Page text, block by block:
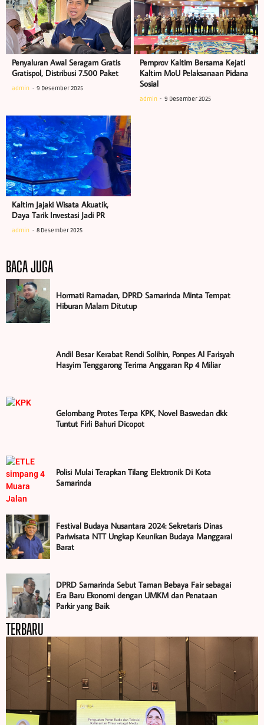
Penyaluran Awal Seragam Gratis
Gratispol, Distribusi 7.500 Paket
admin 9 Desember 2025
Pemprov Kaltim Bersama Kejati
Kaltim MoU Pelaksanaan Pidana
Sosial
admin 9 Desember 2025
Kaltim Jajaki Wisata Akuatik,
Daya Tarik Investasi Jadi PR
admin 8 Desember 2025
BACA JUGA
Hormati Ramadan, DPRD Samarinda Minta Tempat
Hiburan Malam Ditutup
Andil Besar Kerabat Rendi Solihin, Ponpes Al Farisyah
Hasyim Tenggarong Terima Anggaran Rp 4 Miliar
Gelombang Protes Terpa KPK, Novel Baswedan dkk
Tuntut Firli Bahuri Dicopot
Polisi Mulai Terapkan Tilang Elektronik Di Kota
Samarinda
Festival Budaya Nusantara 2024: Sekretaris Dinas
Pariwisata NTT Ungkap Keunikan Budaya Manggarai
Barat
DPRD Samarinda Sebut Taman Bebaya Fair sebagai
Era Baru Ekonomi dengan UMKM dan Penataan
Parkir yang Baik
TERBARU